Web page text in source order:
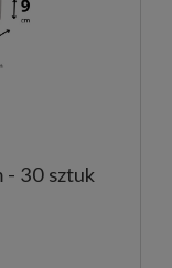
- 30 sztuk